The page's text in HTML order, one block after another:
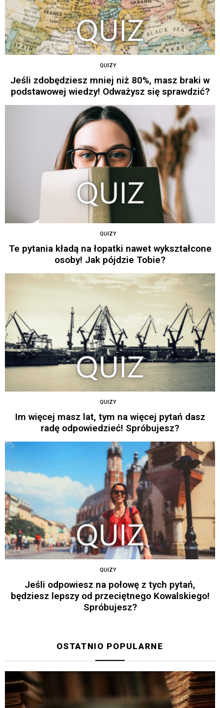
QUIZY
Jeśli zdobędziesz mniej niż 80%, masz braki w
podstawowej wiedzy! Odważysz się sprawdzić?
QUIZY
Te pytania kładą na łopatki nawet wykształcone
osoby! Jak pójdzie Tobie?
QUIZY
Im więcej masz lat, tym na więcej pytań dasz
radę odpowiedzieć! Spróbujesz?
QUIZY
Jeśli odpowiesz na połowę z tych pytań,
będziesz lepszy od przeciętnego Kowalskiego!
Spróbujesz?
OSTATNIO POPULARNE